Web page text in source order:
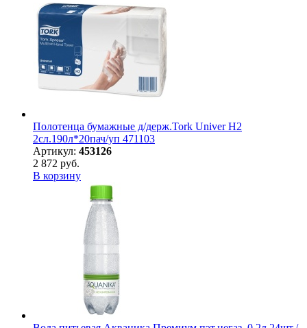
Полотенца бумажные д/держ.Tork Univer H2
2сл.190л*20пач/уп 471103
Артикул: 453126
2 872 руб.
В корзину